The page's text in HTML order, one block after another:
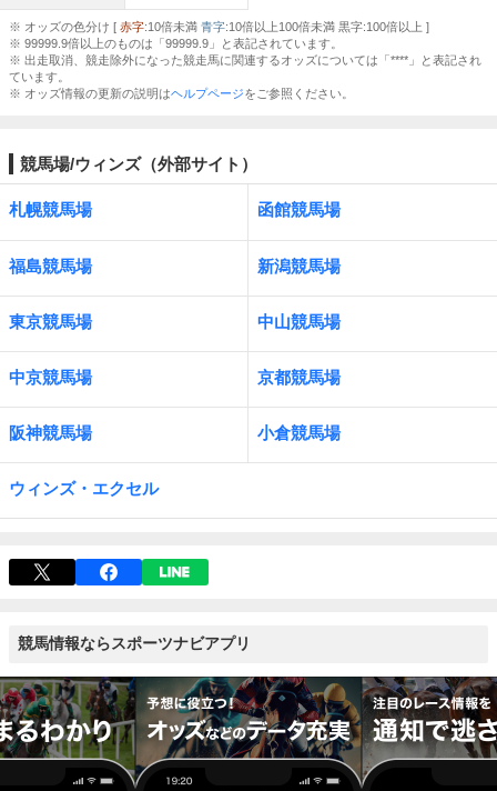
※ オッズの色分け [ 赤字:10倍未満 青字:10倍以上100倍未満 黒字:100倍以上 ]
※ 99999.9倍以上のものは「99999.9」と表記されています。
※ 出走取消、競走除外になった競走馬に関連するオッズについては「****」と表記され
ています。
※ オッズ情報の更新の説明はヘルプページをご参照ください。
競馬場/ウィンズ（外部サイト）
札幌競馬場 函館競馬場
福島競馬場 新潟競馬場
東京競馬場 中山競馬場
中京競馬場 京都競馬場
阪神競馬場 小倉競馬場
ウィンズ・エクセル
競馬情報ならスポーツナビアプリ